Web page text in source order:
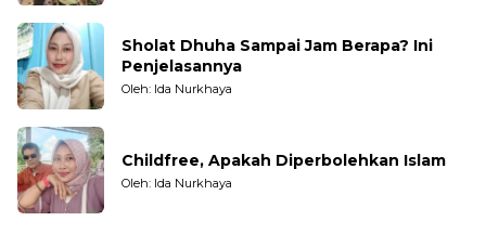
Sholat Dhuha Sampai Jam Berapa? Ini
Penjelasannya
Oleh: Ida Nurkhaya
Childfree, Apakah Diperbolehkan Islam
Oleh: Ida Nurkhaya